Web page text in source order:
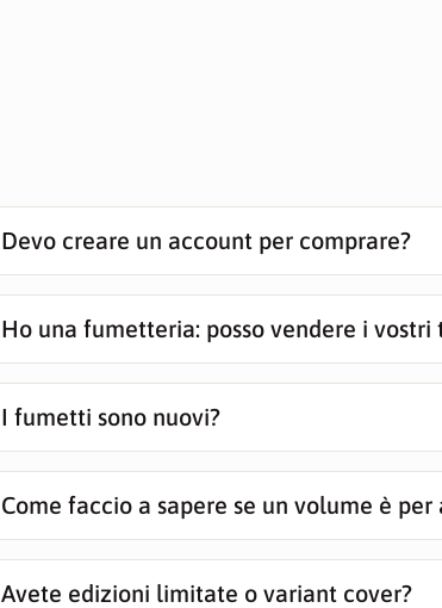
Devo creare un account per comprare?
Ho una fumetteria: posso vendere i vostri
I fumetti sono nuovi?
Come faccio a sapere se un volume è per
Avete edizioni limitate o variant cover?